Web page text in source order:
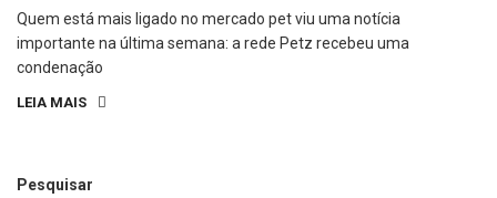
Quem está mais ligado no mercado pet viu uma notícia
importante na última semana: a rede Petz recebeu uma
condenação
LEIA MAIS
Pesquisar